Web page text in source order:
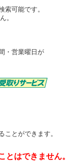
可能です。
。
・営業曜日が
ことができます。
はできません。